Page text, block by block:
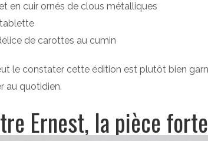
en cuir ornés de clous métalliques
de carottes au cumin
le constater cette édition est plutôt bien
au quotidien.
Ernest, la pièce